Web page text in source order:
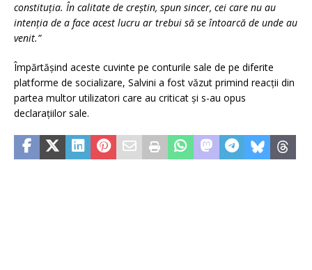
constituția. În calitate de creștin, spun sincer, cei care nu au
intenția de a face acest lucru ar trebui să se întoarcă de unde au
venit.”
Împărtășind aceste cuvinte pe conturile sale de pe diferite
platforme de socializare, Salvini a fost văzut primind reacții din
partea multor utilizatori care au criticat și s-au opus
declarațiilor sale.